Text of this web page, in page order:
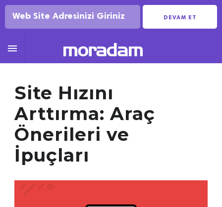
DEVAM ET

Site Hızını
Arttırma: Araç
Önerileri ve
İpuçları